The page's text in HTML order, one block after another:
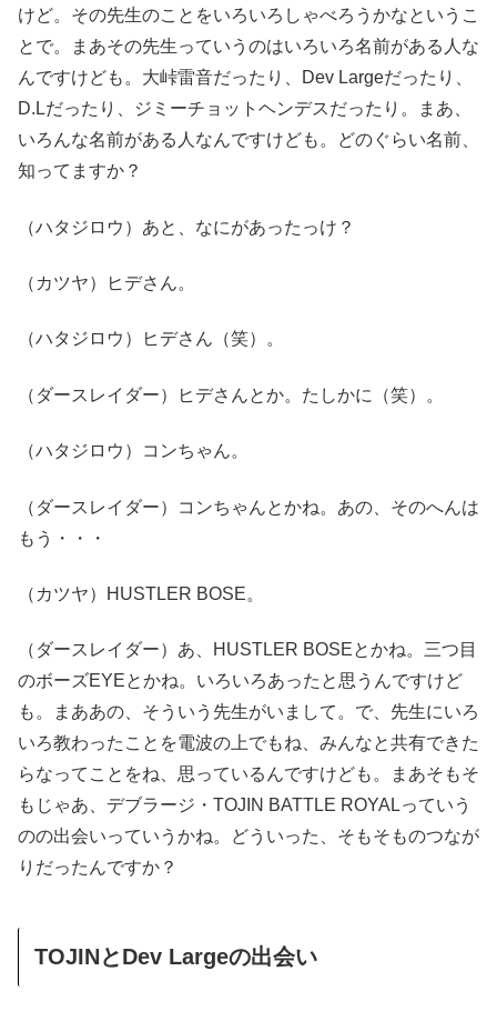
けど。その先生のことをいろいろしゃべろうかなというこ
とで。まあその先生っていうのはいろいろ名前がある人な
んですけども。大峠雷音だったり、Dev Largeだったり、
D.Lだったり、ジミーチョットヘンデスだったり。まあ、
いろんな名前がある人なんですけども。どのぐらい名前、
知ってますか？
（ハタジロウ）あと、なにがあったっけ？
（カツヤ）ヒデさん。
（ハタジロウ）ヒデさん（笑）。
（ダースレイダー）ヒデさんとか。たしかに（笑）。
（ハタジロウ）コンちゃん。
（ダースレイダー）コンちゃんとかね。あの、そのへんは
もう・・・
（カツヤ）HUSTLER BOSE。
（ダースレイダー）あ、HUSTLER BOSEとかね。三つ目
のボーズEYEとかね。いろいろあったと思うんですけど
も。まああの、そういう先生がいまして。で、先生にいろ
いろ教わったことを電波の上でもね、みんなと共有できた
らなってことをね、思っているんですけども。まあそもそ
もじゃあ、デブラージ・TOJIN BATTLE ROYALっていう
のの出会いっていうかね。どういった、そもそものつなが
りだったんですか？
TOJINとDev Largeの出会い